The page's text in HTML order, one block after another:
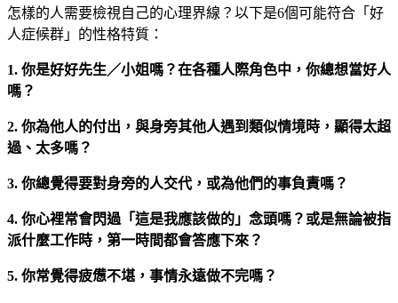
怎樣的人需要檢視自己的心理界線？以下是6個可能符合「好
人症候群」的性格特質：
1. 你是好好先生／小姐嗎？在各種人際角色中，你總想當好人
嗎？
2. 你為他人的付出，與身旁其他人遇到類似情境時，顯得太超
過、太多嗎？
3. 你總覺得要對身旁的人交代，或為他們的事負責嗎？
4. 你心裡常會閃過「這是我應該做的」念頭嗎？或是無論被指
派什麼工作時，第一時間都會答應下來？
5. 你常覺得疲憊不堪，事情永遠做不完嗎？